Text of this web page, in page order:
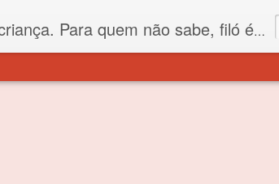
para dentro, nunca vai se encher. Aí está o propósito deste nome... Para viver em sociedade tem que ter saco de filó.